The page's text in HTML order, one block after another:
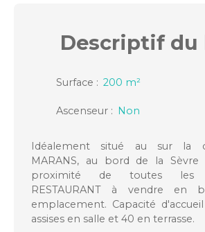
Descriptifdu
Surface : 200 m²
Ascenseur : Non
Idéalement situé au sur la
MARANS, au bord de la
proximité de toutes les
RESTAURANT à vendre en
emplacement. Capacité
assises en salle et 40 en terrasse.